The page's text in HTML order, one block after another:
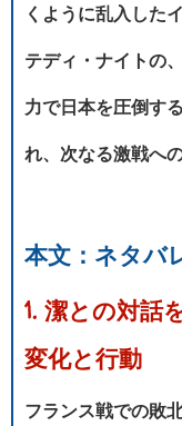
くように乱入した
テディ・ナイトの
力で日本を圧倒す
れ、次なる激戦へ
本文：ネタバ
1. 潔との対話
変化と行動
フランス戦での敗